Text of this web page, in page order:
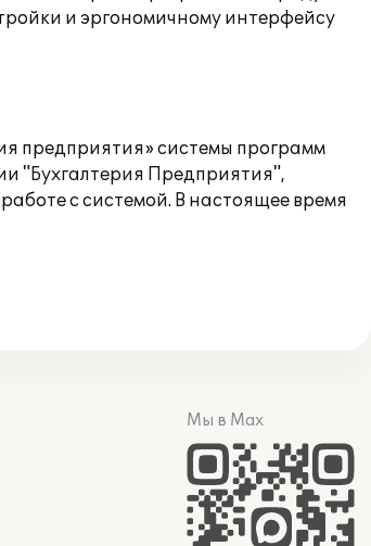
и эргономичному интерфейсу
предприятия» системы программ
"Бухгалтерия Предприятия",
с системой. В настоящее время
Мы в Max